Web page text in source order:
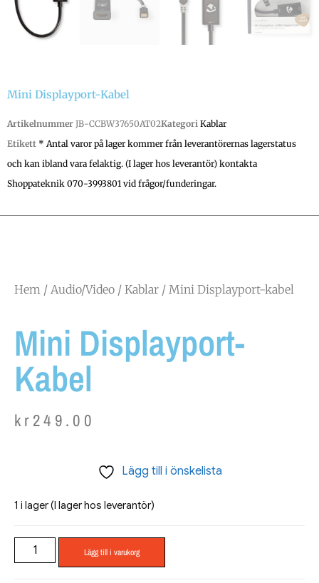
Mini Displayport-Kabel
Artikelnummer JB-CCBW37650AT02Kategori Kablar
Etikett * Antal varor på lager kommer från leverantörernas lagerstatus
och kan ibland vara felaktig. (I lager hos leverantör) kontakta
Shoppateknik 070-3993801 vid frågor/funderingar.
Hem / Audio/Video / Kablar / Mini Displayport-kabel
Mini Displayport-
Kabel
kr 249.00
Lägg till i önskelista
1 i lager (I lager hos leverantör)
Lägg till i varukorg